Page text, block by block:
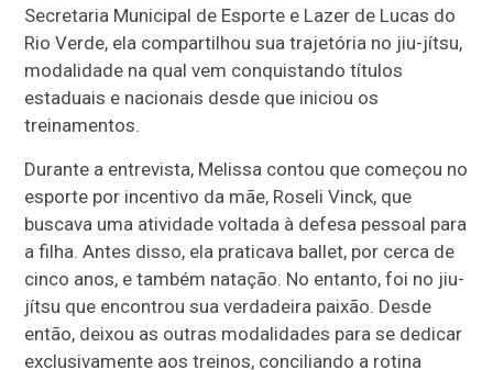
Secretaria Municipal de Esporte e Lazer de Lucas do
Rio Verde, ela compartilhou sua trajetória no jiu-jítsu,
modalidade na qual vem conquistando títulos
estaduais e nacionais desde que iniciou os
treinamentos.
Durante a entrevista, Melissa contou que começou no
esporte por incentivo da mãe, Roseli Vinck, que
buscava uma atividade voltada à defesa pessoal para
a filha. Antes disso, ela praticava ballet, por cerca de
cinco anos, e também natação. No entanto, foi no jiu-
jítsu que encontrou sua verdadeira paixão. Desde
então, deixou as outras modalidades para se dedicar
exclusivamente aos treinos, conciliando a rotina